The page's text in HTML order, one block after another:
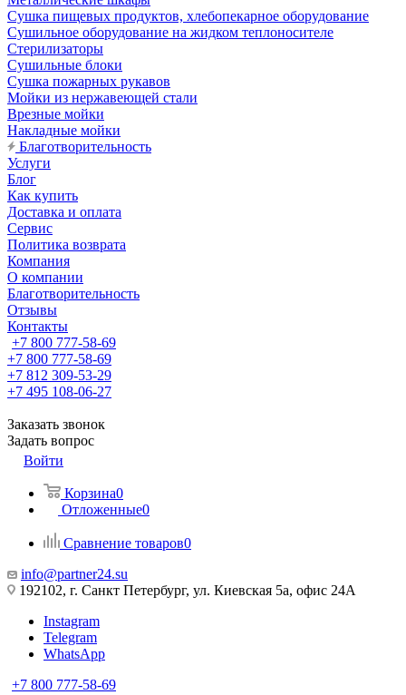
Сушка пищевых продуктов, хлебопекарное оборудование
Сушильное оборудование на жидком теплоносителе
Стерилизаторы
Сушильные блоки
Сушка пожарных рукавов
Мойки из нержавеющей стали
Врезные мойки
Накладные мойки
Благотворительность
Услуги
Блог
Как купить
Доставка и оплата
Сервис
Политика возврата
Компания
О компании
Благотворительность
Отзывы
Контакты
+7 800 777-58-69
+7 800 777-58-69
+7 812 309-53-29
+7 495 108-06-27
Заказать звонок
Задать вопрос
Войти
Корзина0
Отложенные0
Сравнение товаров0
info@partner24.su
192102, г. Санкт Петербург, ул. Киевская 5а, офис 24А
Instagram
Telegram
WhatsApp
+7 800 777-58-69